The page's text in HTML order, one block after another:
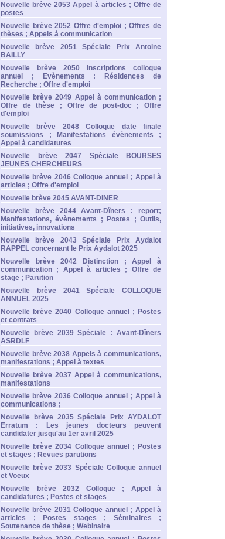
Nouvelle brève 2053 Appel à articles ; Offre de
postes
Nouvelle brève 2052 Offre d'emploi ; Offres de
thèses ; Appels à communication
Nouvelle brève 2051 Spéciale Prix Antoine
BAILLY
Nouvelle brève 2050 Inscriptions colloque
annuel ; Evènements : Résidences de
Recherche ; Offre d'emploi
Nouvelle brève 2049 Appel à communication ;
Offre de thèse ; Offre de post-doc ; Offre
d'emploi
Nouvelle brève 2048 Colloque date finale
soumissions ; Manifestations évènements ;
Appel à candidatures
Nouvelle brève 2047 Spéciale BOURSES
JEUNES CHERCHEURS
Nouvelle brève 2046 Colloque annuel ; Appel à
articles ; Offre d'emploi
Nouvelle brève 2045 AVANT-DINER
Nouvelle brève 2044 Avant-Dîners : report;
Manifestations, évènements ; Postes ; Outils,
initiatives, innovations
Nouvelle brève 2043 Spéciale Prix Aydalot
RAPPEL concernant le Prix Aydalot 2025
Nouvelle brève 2042 Distinction ; Appel à
communication ; Appel à articles ; Offre de
stage ; Parution
Nouvelle brève 2041 Spéciale COLLOQUE
ANNUEL 2025
Nouvelle brève 2040 Colloque annuel ; Postes
et contrats
Nouvelle brève 2039 Spéciale : Avant-Dîners
ASRDLF
Nouvelle brève 2038 Appels à communications,
manifestations ; Appel à textes
Nouvelle brève 2037 Appel à communications,
manifestations
Nouvelle brève 2036 Colloque annuel ; Appel à
communications ;
Nouvelle brève 2035 Spéciale Prix AYDALOT
Erratum : Les jeunes docteurs peuvent
candidater jusqu'au 1er avril 2025
Nouvelle brève 2034 Colloque annuel ; Postes
et stages ; Revues parutions
Nouvelle brève 2033 Spéciale Colloque annuel
et Voeux
Nouvelle brève 2032 Colloque ; Appel à
candidatures ; Postes et stages
Nouvelle brève 2031 Colloque annuel ; Appel à
articles ; Postes stages ; Séminaires ;
Soutenance de thèse ; Webinaire